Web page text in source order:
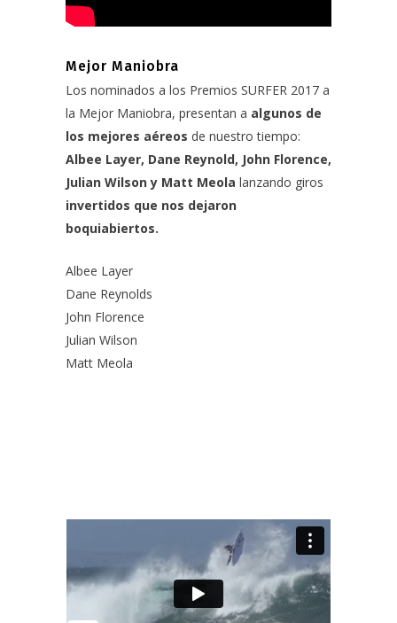
Mejor Maniobra
Los nominados a los Premios SURFER 2017 a
la Mejor Maniobra, presentan a algunos de
los mejores aéreos de nuestro tiempo:
Albee Layer, Dane Reynold, John Florence,
Julian Wilson y Matt Meola lanzando giros
invertidos que nos dejaron
boquiabiertos.
Albee Layer
Dane Reynolds
John Florence
Julian Wilson
Matt Meola